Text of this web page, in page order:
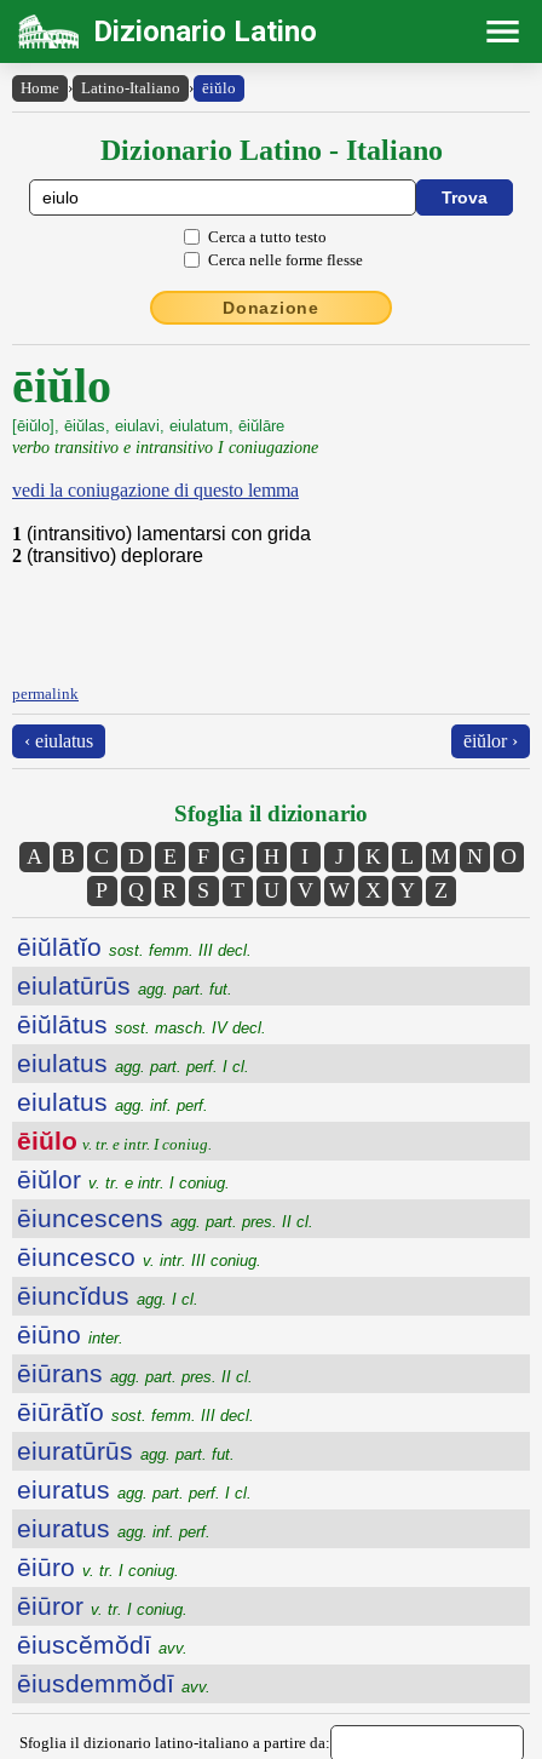
Dizionario Latino
Home › Latino-Italiano › ēiŭlo
Dizionario Latino - Italiano
Cerca a tutto testo
Cerca nelle forme flesse
Donazione
ēiŭlo
[ēiŭlo], ēiŭlas, eiulavi, eiulatum, ēiŭlāre
verbo transitivo e intransitivo I coniugazione
vedi la coniugazione di questo lemma
1 (intransitivo) lamentarsi con grida
2 (transitivo) deplorare
permalink
‹ eiulatus ēiŭlor ›
Sfoglia il dizionario
A B C D E F G H I J K L M N
O
P
Q R S T U V W X Y Z
ēiŭlātĭo sost. femm. III decl.
eiulatūrūs agg. part. fut.
ēiŭlātus sost. masch. IV decl.
eiulatus agg. part. perf. I cl.
eiulatus agg. inf. perf.
ēiŭlo v. tr. e intr. I coniug.
ēiŭlor v. tr. e intr. I coniug.
ēiuncescens agg. part. pres. II cl.
ēiuncesco v. intr. III coniug.
ēiuncĭdus agg. I cl.
ēiūno inter.
ēiūrans agg. part. pres. II cl.
ēiūrātĭo sost. femm. III decl.
eiuratūrūs agg. part. fut.
eiuratus agg. part. perf. I cl.
eiuratus agg. inf. perf.
ēiūro v. tr. I coniug.
ēiūror v. tr. I coniug.
ēiuscĕmŏdī avv.
ēiusdemmŏdī avv.
Sfoglia il dizionario latino-italiano a partire da: